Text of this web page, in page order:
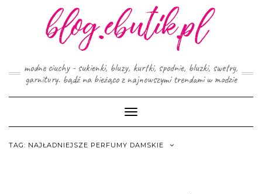
modne ciuchy - sukienki, bluzy, kurtki, spodnie, bluzki, swetry,
garnitury. bądź na bieżąco z najnowszymi trendami w modzie
Toggle
Navigation
TAG: NAJŁADNIEJSZE PERFUMY DAMSKIE